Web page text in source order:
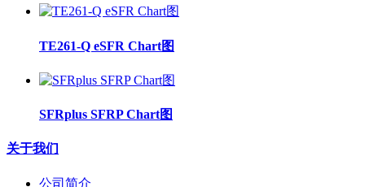
TE261-Q eSFR Chart图
SFRplus SFRP Chart图
关于我们
公司简介